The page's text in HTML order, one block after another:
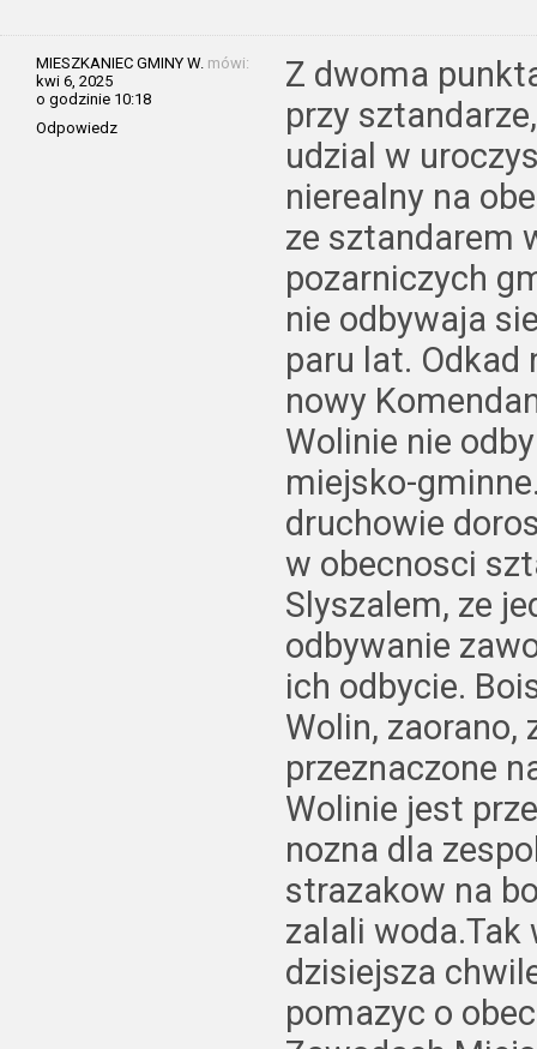
MIESZKANIEC GMINY W. mówi:
kwi 6, 2025
o godzinie 10:18
Odpowiedz
Z dwoma
przy
udzial w
nierealny na
ze sztandarem
pozarniczych
nie odbywaja
paru lat.
nowy
Wolinie nie
miejsko-
druchowie
w obecnosci
Slyszalem, ze
odbywanie
ich odbycie.
Wolin, zaorano,
przeznaczone
Wolinie jest
nozna dla
strazakow na
zalali
dzisiejsza
pomazyc o